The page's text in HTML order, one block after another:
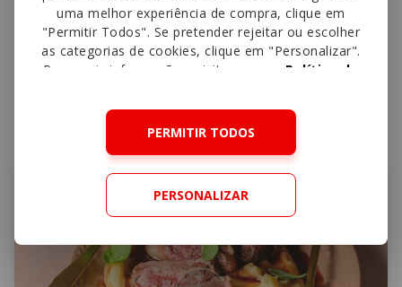
uma melhor experiência de compra, clique em
"Permitir Todos". Se pretender rejeitar ou escolher
as categorias de cookies, clique em "Personalizar".
Para mais informações, visite a nossa Política de
PERMITIR TODOS
PERSONALIZAR
Tambémvai gostar